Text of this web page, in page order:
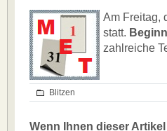
Am Freitag,
statt. Beginn
zahlreiche
Blitzen
Wenn Ihnen dieser